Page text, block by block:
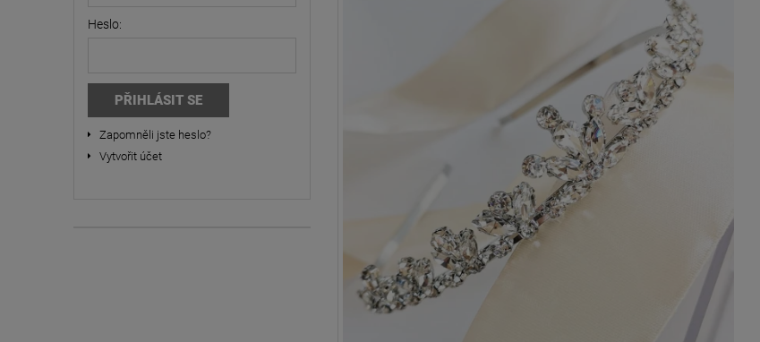
Heslo:
PŘIHLÁSIT SE
Zapomněli jste heslo?
Vytvořit účet